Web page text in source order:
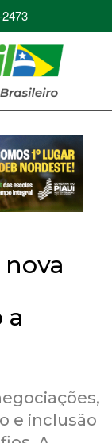
a
e inclusão